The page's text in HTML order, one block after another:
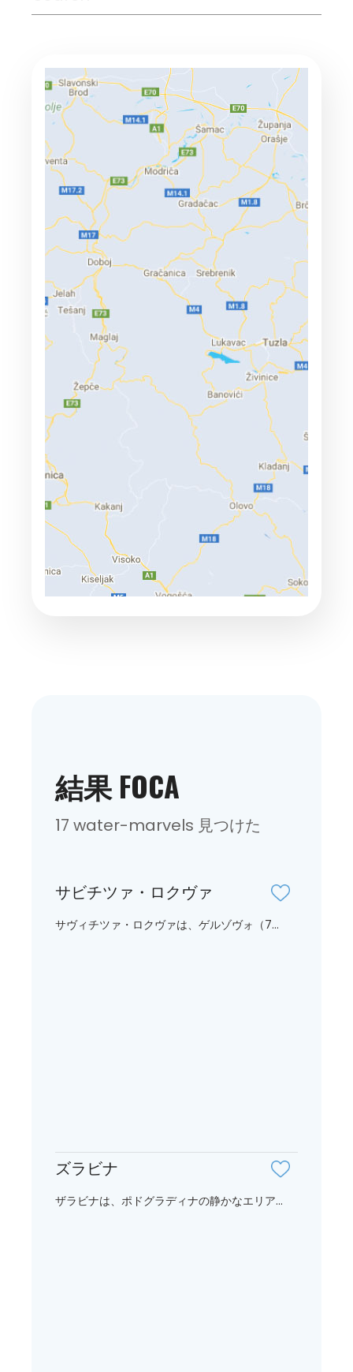
結果 FOCA
17 water-marvels 見つけた
サビチツァ・ロクヴァ
サヴィチツァ・ロクヴァは、ゲルゾヴォ（7...
ズラビナ
ザラビナは、ポドグラディナの静かなエリア...